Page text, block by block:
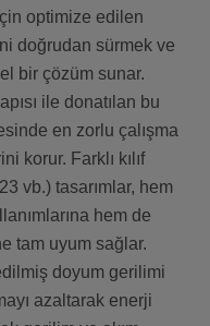
optimize edilen
doğrudan sürmek ve
bir çözüm sunar.
ile donatılan bu
en zorlu çalışma
korur. Farklı kılıf
vb.) tasarımlar, hem
hem de
tam uyum sağlar.
doyum gerilimi
azaltarak enerji